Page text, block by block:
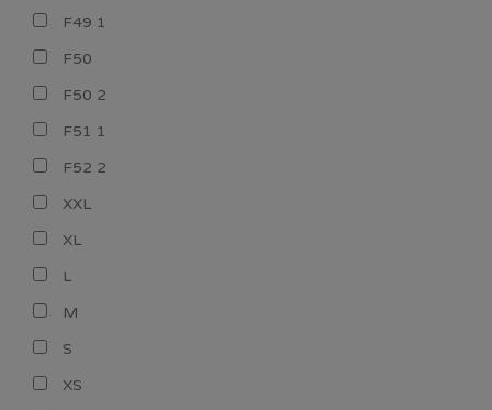
F49 1
F50
F50 2
F51 1
F52 2
XXL
XL
L
M
S
XS